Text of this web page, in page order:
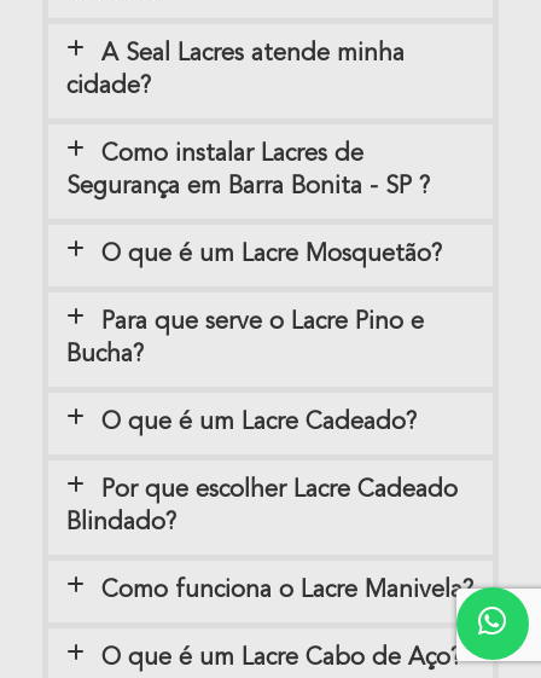
A Seal Lacres atende minha
cidade?
Como instalar Lacres de
Segurança em Barra Bonita - SP ?
O que é um Lacre Mosquetão?
Para que serve o Lacre Pino e
Bucha?
O que é um Lacre Cadeado?
Por que escolher Lacre Cadeado
Blindado?
Como funciona o Lacre Manivela?
O que é um Lacre Cabo de Aço?